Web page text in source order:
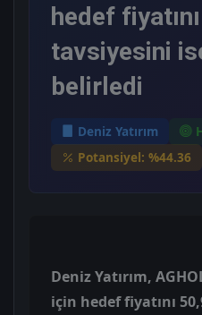
hedef
tavsiyesini
belirledi
Deniz Yatırım
Potansiyel: %44.36
Deniz Yatırım,
için hedef fiyatını